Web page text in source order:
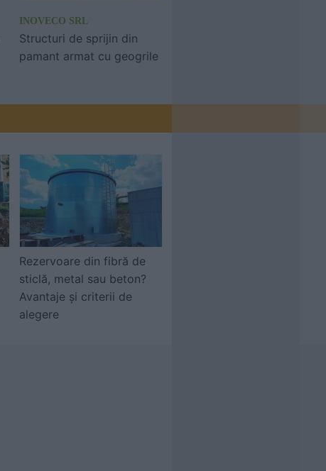
INOVECO SRL
Structuri de sprijin din
pamant armat cu geogrile
Rezervoare din fibră de
sticlă, metal sau beton?
Avantaje și criterii de
alegere